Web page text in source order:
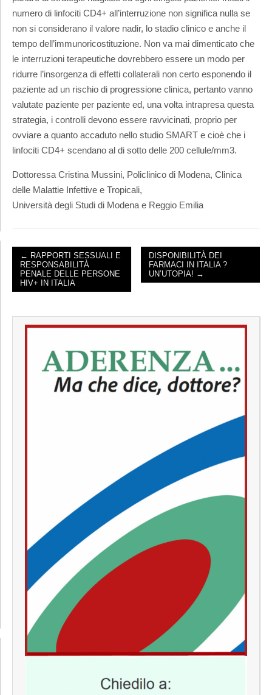
numero di linfociti CD4+ all’interruzione non significa nulla se
non si considerano il valore nadir, lo stadio clinico e anche il
tempo dell’immunoricostituzione. Non va mai dimenticato che
le interruzioni terapeutiche dovrebbero essere un modo per
ridurre l’insorgenza di effetti collaterali non certo esponendo il
paziente ad un rischio di progressione clinica, pertanto vanno
valutate paziente per paziente ed, una volta intrapresa questa
strategia, i controlli devono essere ravvicinati, proprio per
ovviare a quanto accaduto nello studio SMART e cioè che i
linfociti CD4+ scendano al di sotto delle 200 cellule/mm3.
Dottoressa Cristina Mussini, Policlinico di Modena, Clinica
delle Malattie Infettive e Tropicali,
Università degli Studi di Modena e Reggio Emilia
POST NAVIGATION
← RAPPORTI SESSUALI E
RESPONSABILITÀ
PENALE DELLE PERSONE
HIV+ IN ITALIA
DISPONIBILITÀ DEI
FARMACI IN ITALIA ?
UN’UTOPIA! →